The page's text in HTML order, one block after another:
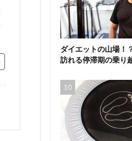
ダイエットの山場！
訪れる停滞期の乗り